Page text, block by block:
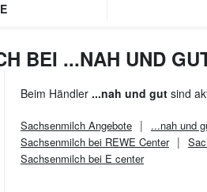
BEI ...NAH UND
Beim Händler ...nah und gut sind
Sachsenmilch Angebote ...nah und
Sachsenmilch bei REWE Center
Sachsenmilch bei E center